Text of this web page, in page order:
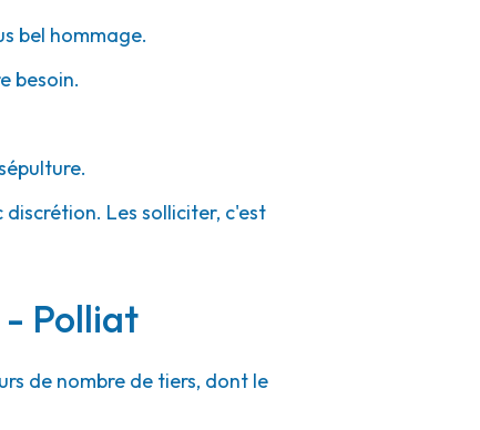
bel hommage.
besoin.
Les solliciter, c'est
Polliat
de nombre de tiers, dont le